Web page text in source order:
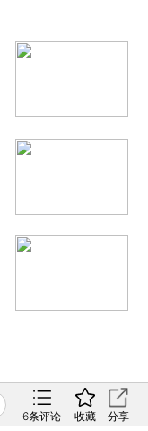
6条评论 收藏 分享